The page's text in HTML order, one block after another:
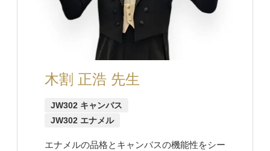
木割 正浩 先生
JW302 キャンバス
JW302 エナメル
エナメルの品格とキャンバスの機能性をシー